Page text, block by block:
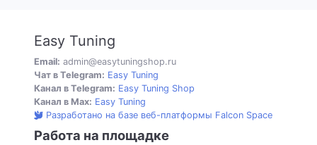
Easy Tuning
Email: admin@easytuningshop.ru
Чат в Telegram: Easy Tuning
Канал в Telegram: Easy Tuning Shop
Канал в Max: Easy Tuning
Разработано на базе веб-платформы Falcon Space
Работа на площадке